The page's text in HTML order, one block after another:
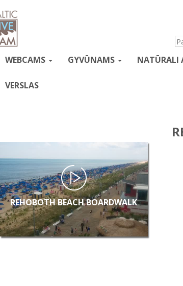
WEBCAMS GYVŪNAMS NATŪRALI
VERSLAS
REHOBOTH BEACH BOARDWALK